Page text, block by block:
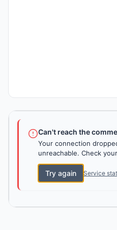
Can't reach the
Your connection
unreachable. Check
Try again Service